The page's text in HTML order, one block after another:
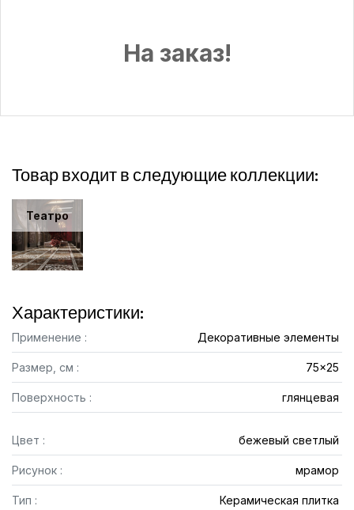
На заказ!
Товар входит в следующие коллекции:
Театро
Характеристики:
Применение : Декоративные элементы
Размер, см : 75x25
Поверхность : глянцевая
Цвет : бежевый светлый
Рисунок : мрамор
Тип : Керамическая плитка